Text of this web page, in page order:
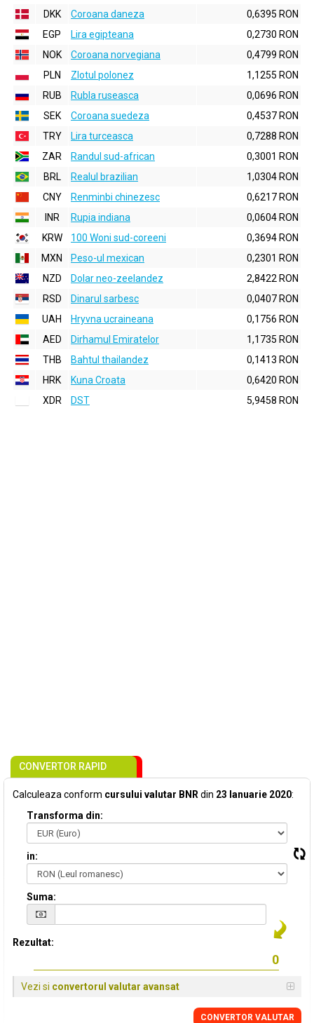
DKK
Coroana daneza
0,6395 RON
EGP
Lira egipteana
0,2730 RON
NOK
Coroana norvegiana
0,4799 RON
PLN
Zlotul polonez
1,1255 RON
RUB
Rubla ruseasca
0,0696 RON
SEK
Coroana suedeza
0,4537 RON
TRY
Lira turceasca
0,7288 RON
ZAR
Randul sud-african
0,3001 RON
BRL
Realul brazilian
1,0304 RON
CNY
Renminbi chinezesc
0,6217 RON
INR
Rupia indiana
0,0604 RON
KRW
100 Woni sud-coreeni
0,3694 RON
MXN
Peso-ul mexican
0,2301 RON
NZD
Dolar neo-zeelandez
2,8422 RON
RSD
Dinarul sarbesc
0,0407 RON
UAH
Hryvna ucraineana
0,1756 RON
AED
Dirhamul Emiratelor
1,1735 RON
THB
Bahtul thailandez
0,1413 RON
HRK
Kuna Croata
0,6420 RON
XDR
DST 5,9458 RON
CONVERTOR RAPID
Calculeaza conform cursului valutar BNR din 23 Ianuarie 2020:
Transforma din:
in:
Suma:
Rezultat:
Vezi si convertorul valutar avansat
CONVERTOR VALUTAR